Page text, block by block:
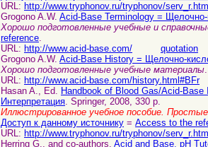
URL: http://www.tryphonov.ru/tryphonov/
Grogono A.W. Acid-Base Terminology =
Хорошо подготовленные учебные и
reference
URL: http://www.acid-base.com/
quotation
Grogono A.W. Acid-Base History = Щелочно-
Хорошо подготовленные учебные материалы
URL: http://www.acid-base.com/history.html#BFr
Hasan A., Ed. Handbook of Blood Gas/Acid-
Интерпретация . Springer, 2008, 330 p.
Иллюстрированное учебное пособие.
Доступ к данному источнику = Access to the
URL: http://www.tryphonov.ru/tryphonov/
Herring G., and co-authors. Acid and Base. pH